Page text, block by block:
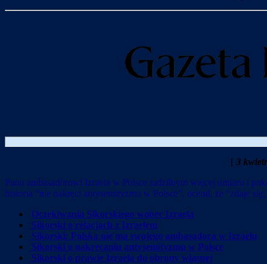
[ 3
Panu ambasadorowi Izraela w Polsce radziłbym więcej umiaru i
historia “nie nakręci antysemityzmu w Polsce”, ocenił, że “zdaje
Oczekiwania Sikorskiego wobec Izraela
Sikorski o relacjach z Izraelem
Sikorski: Polska nie ma swojego ambasadora w Izraelu
Sikorski o nakręcaniu antysemityzmu w Polsce
Sikorski o prawie Izraela do obrony własnej